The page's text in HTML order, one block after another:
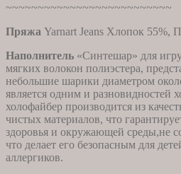
~~~~~~~~~~~~~~~~~~~~~~~~~~
Пряжа Yarnart Jeans Хлопок 55%,
Наполнитель «Синтешар» для
мягких волокон полиэстера,
небольшие шарики диаметром
является одним и разновидностей
холофайбер производится из
чистых материалов, что
здоровья и окружающей среды,не
что делает его безопасным для
аллергиков.